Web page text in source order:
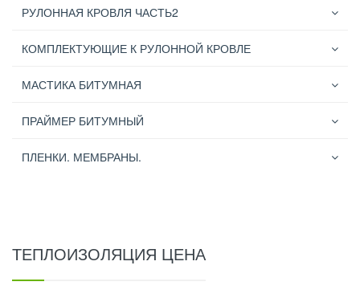
РУЛОННАЯ КРОВЛЯ ЧАСТЬ2
КОМПЛЕКТУЮЩИЕ К РУЛОННОЙ КРОВЛЕ
МАСТИКА БИТУМНАЯ
ПРАЙМЕР БИТУМНЫЙ
ПЛЕНКИ. МЕМБРАНЫ.
ТЕПЛОИЗОЛЯЦИЯ ЦЕНА